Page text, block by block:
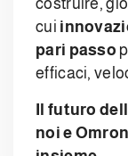
costruire,
cui
pari passo
efficaci,
Il futuro
noi e